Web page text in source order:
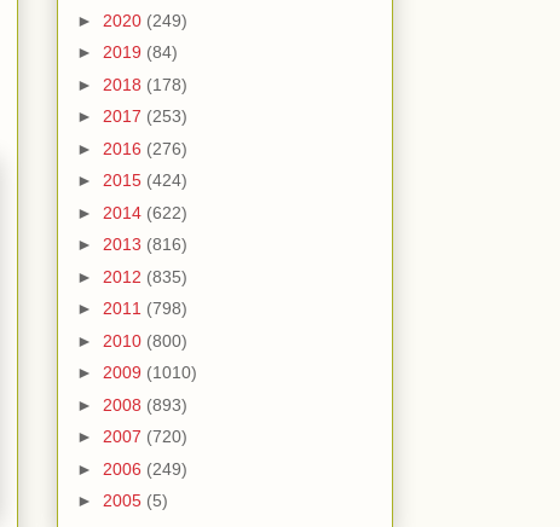
► 2020 (249)
► 2019 (84)
► 2018 (178)
► 2017 (253)
► 2016 (276)
► 2015 (424)
► 2014 (622)
► 2013 (816)
► 2012 (835)
► 2011 (798)
► 2010 (800)
► 2009 (1010)
► 2008 (893)
► 2007 (720)
► 2006 (249)
► 2005 (5)